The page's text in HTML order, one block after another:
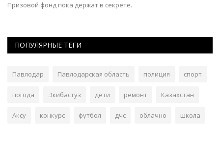
Призовой фонд пока держат в секрете.
ПОПУЛЯРНЫЕ ТЕГИ
Павлодар Павлодарская область полиция спорт
погода Экибастуз дети ремонт Казахстан
Аксу конкурс футбол дчс облачно школа